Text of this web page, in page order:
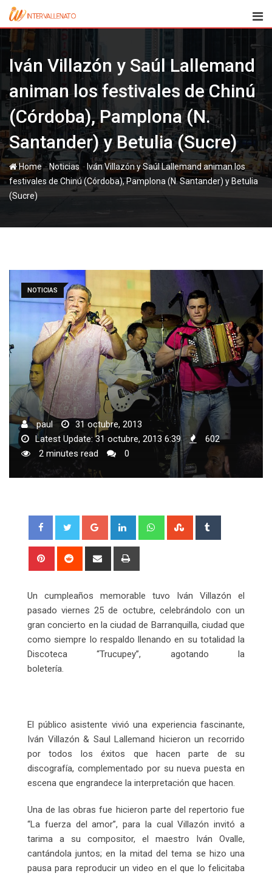
Skip
content
Iván Villazón y Saúl Lallemand
animan los festivales de Chinú
(Córdoba), Pamplona (N.
Santander) y Betulia (Sucre)
Home-Noticias- Iván Villazón y Saúl Lallemand animan los
festivales de Chinú (Córdoba), Pamplona (N. Santander) y Betulia
(Sucre)
NOTICIAS
paul
31 octubre, 2013
Latest Update: 31 octubre, 2013 6:39
602
2 minutes read
0
Google+ LinkedIn WhatsappStumbleUpon
Pinterest Reddit
Share
Un cumpleaños memorable tuvo Iván Villazón el
pasado viernes 25 de octubre, celebrándolo con un
gran concierto en la ciudad de Barranquilla, ciudad que
como siempre lo respaldo llenando en su totalidad la
Discoteca “Trucupey”, agotando la
boletería.
El público asistente vivió una experiencia fascinante,
Iván Villazón & Saul Lallemand hicieron un recorrido
por todos los éxitos que hacen parte de su
discografía, complementado por su nueva puesta en
escena que engrandece la interpretación que hacen.
Una de las obras fue hicieron parte del repertorio fue
“La fuerza del amor”, para la cual Villazón invitó a
tarima a su compositor, el maestro Iván Ovalle,
cantándola juntos; en la mitad del tema se hizo una
pausa para reproducir un video en el que lo felicitaba